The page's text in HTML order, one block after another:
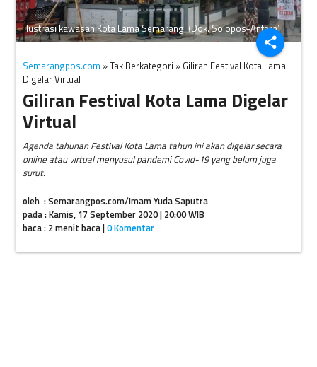
share
Ilustrasi kawasan Kota Lama Semarang. (Dok. Solopos-Antara)
Semarangpos.com » Tak Berkategori » Giliran Festival Kota Lama
Digelar Virtual
Giliran Festival Kota Lama Digelar
Virtual
Agenda tahunan Festival Kota Lama tahun ini akan digelar secara
online atau virtual menyusul pandemi Covid-19 yang belum juga
surut.
oleh : Semarangpos.com/Imam Yuda Saputra
pada : Kamis, 17 September 2020 | 20:00 WIB
baca : 2 menit baca |0 Komentar